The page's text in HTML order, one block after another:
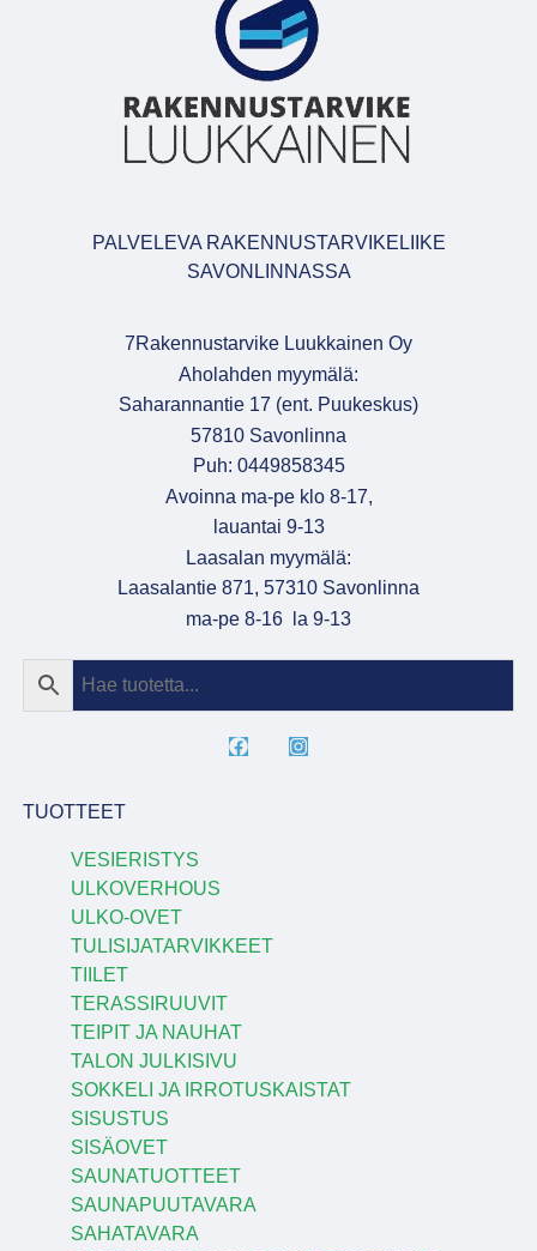
PALVELEVA RAKENNUSTARVIKELIIKE
SAVONLINNASSA
7Rakennustarvike Luukkainen Oy
Aholahden myymälä:
Saharannantie 17 (ent. Puukeskus)
57810 Savonlinna
Puh: 0449858345
Avoinna ma-pe klo 8-17,
lauantai 9-13
Laasalan myymälä:
Laasalantie 871, 57310 Savonlinna
ma-pe 8-16 la 9-13
TUOTTEET
VESIERISTYS
ULKOVERHOUS
ULKO-OVET
TULISIJATARVIKKEET
TIILET
TERASSIRUUVIT
TEIPIT JA NAUHAT
TALON JULKISIVU
SOKKELI JA IRROTUSKAISTAT
SISUSTUS
SISÄOVET
SAUNATUOTTEET
SAUNAPUUTAVARA
SAHATAVARA